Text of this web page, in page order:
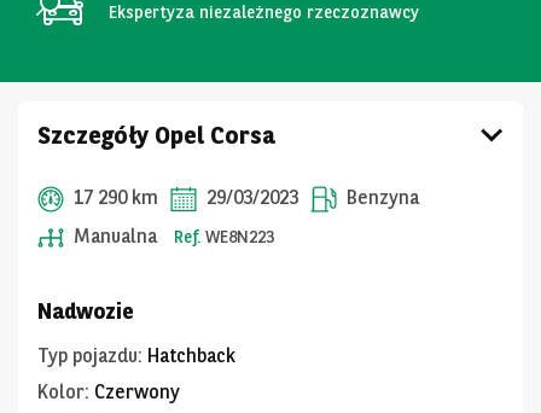
Ekspertyza niezależnego rzeczoznawcy
Szczegóły Opel Corsa
17 290 km 29/03/2023
Benzyna
Manualna
Ref. WE8N223
Nadwozie
Typ pojazdu: Hatchback
Kolor: Czerwony